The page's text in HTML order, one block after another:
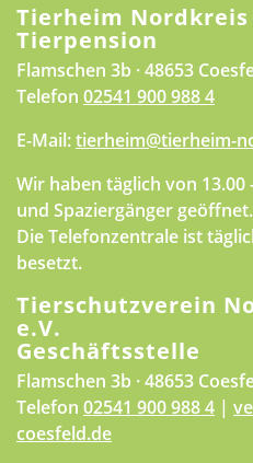
Tierheim Nordkreis
Tierpension
Flamschen 3b · 48653
Telefon 02541 900 988 4
E-Mail:tierheim@tierheim-
Wir haben täglich von
und Spaziergänger geöffnet.
Die Telefonzentrale ist
besetzt.
Tierschutzverein
e.V.
Geschäftsstelle
Flamschen 3b · 48653
Telefon 02541 900 988 4 |
coesfeld.de